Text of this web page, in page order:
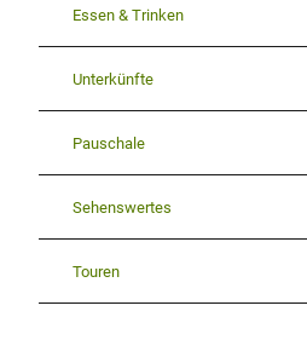
Essen & Trinken
Unterkünfte
Pauschale
Sehenswertes
Touren